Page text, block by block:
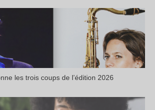
les trois coups de l’édition 2026